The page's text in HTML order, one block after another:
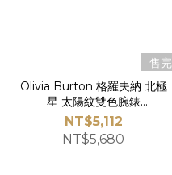
售完
Olivia Burton 格羅夫納 北極
星 太陽紋雙色腕錶
28MM（24000124）-
ERICA STORE 時尚時計
NT$5,112
NT$5,680